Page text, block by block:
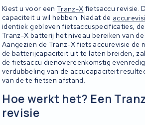
Kiest u voor een Tranz-X fietsaccu revisie.
capaciteit u wil hebben. Nadat de
identiek gebleven fietsaccuspecificaties,
Tranz-X batterij het niveau bereiken van
Aangezien de Tranz-X fiets accurevisie de
de batterijcapaciteit uit te laten breiden,
de fietsaccu dienovereenkomstig
verdubbeling van de accucapaciteit
van de te fietsen afstand.
Hoe werkt het? Een
revisie